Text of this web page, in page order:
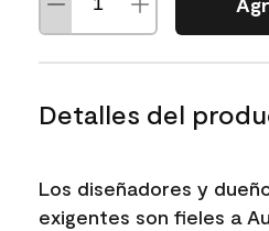
Detalles del
Los diseñadores y
exigentes son fieles a